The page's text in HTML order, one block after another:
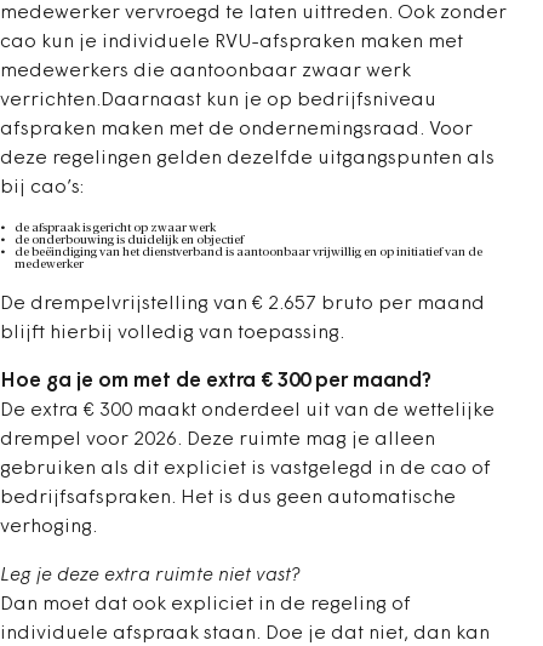
medewerker vervroegd te laten uittreden. Ook zonder
cao kun je individuele RVU-afspraken maken met
medewerkers die aantoonbaar zwaar werk
verrichten.Daarnaast kun je op bedrijfsniveau
afspraken maken met de ondernemingsraad. Voor
deze regelingen gelden dezelfde uitgangspunten als
bij cao’s:
de afspraak is gericht op zwaar werk
de onderbouwing is duidelijk en objectief
de beëindiging van het dienstverband is aantoonbaar vrijwillig en op initiatief van de
medewerker
De drempelvrijstelling van € 2.657 bruto per maand
blijft hierbij volledig van toepassing.
Hoe ga je om met de extra € 300 per maand?
De extra € 300 maakt onderdeel uit van de wettelijke
drempel voor 2026. Deze ruimte mag je alleen
gebruiken als dit expliciet is vastgelegd in de cao of
bedrijfsafspraken. Het is dus geen automatische
verhoging.
Leg je deze extra ruimte niet vast?
Dan moet dat ook expliciet in de regeling of
individuele afspraak staan. Doe je dat niet, dan kan